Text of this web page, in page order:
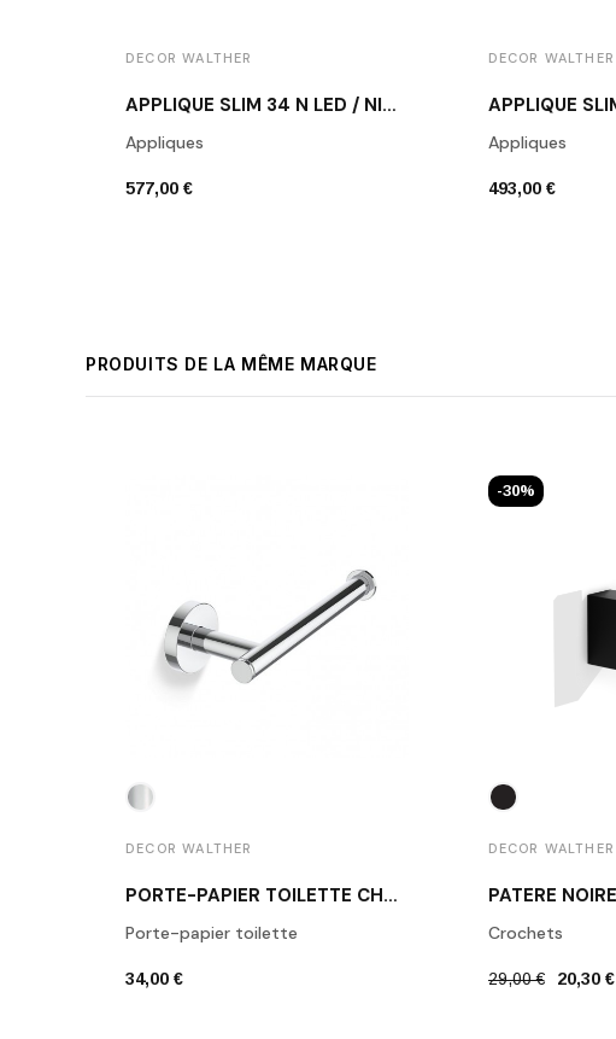
DECOR WALTHER
APPLIQUE SLIM 34 N LED / NICKEL MAT
Appliques
577,00 €
DECOR WALTHER
Appliques
493,00 €
PRODUITS DE LA MÊME MARQUE
DECOR WALTHER
PORTE-PAPIER TOILETTE CHROME POLI BA TPH1
Porte-papier toilette
34,00 €
DECOR WALTHER
Crochets
29,00 € 20,30 €
-30%